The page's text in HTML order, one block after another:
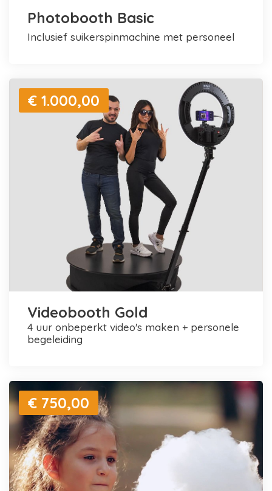
Photobooth Basic
inclusief suikerspinmachine met personeel
€ 1.000,00
Videobooth Gold
4 uur onbeperkt video's maken + personele
begeleiding
€ 750,00